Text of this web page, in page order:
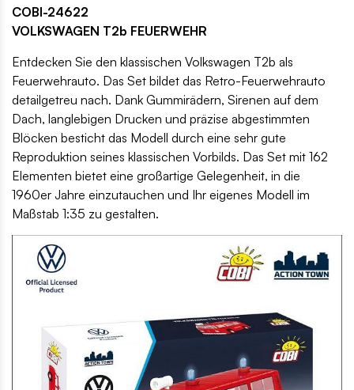
COBI-24622
VOLKSWAGEN T2b FEUERWEHR
Entdecken Sie den klassischen Volkswagen T2b als
Feuerwehrauto. Das Set bildet das Retro-Feuerwehrauto
detailgetreu nach. Dank Gummirädern, Sirenen auf dem
Dach, langlebigen Drucken und präzise abgestimmten
Blöcken besticht das Modell durch eine sehr gute
Reproduktion seines klassischen Vorbilds. Das Set mit 162
Elementen bietet eine großartige Gelegenheit, in die
1960er Jahre einzutauchen und Ihr eigenes Modell im
Maßstab 1:35 zu gestalten.